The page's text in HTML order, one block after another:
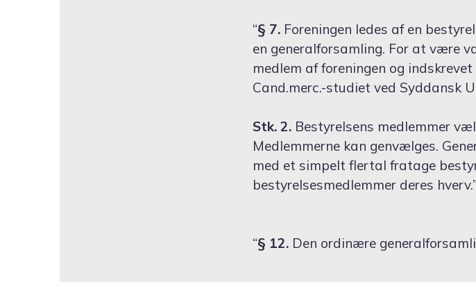
“§ 7. Foreningen ledes af en
en generalforsamling. For at være
medlem af foreningen og
Cand.merc.-studiet ved Syddansk
Stk. 2.Bestyrelsens medlemmer
Medlemmerne kan genvælges.
med et simpelt flertal fratage
bestyrelsesmedlemmer deres hverv.”
“§ 12. Den ordinære